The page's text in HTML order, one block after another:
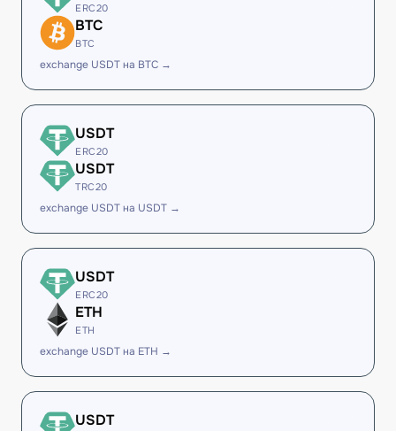
ERC20
BTC
BTC
exchange USDT на BTC →
USDT
ERC20
USDT
TRC20
exchange USDT на USDT →
USDT
ERC20
ETH
ETH
exchange USDT на ETH →
USDT